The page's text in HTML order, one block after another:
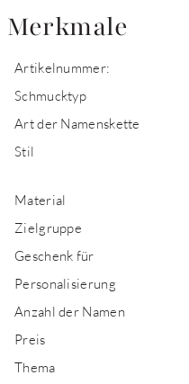
Merkmale
Artikelnummer:
Schmucktyp
Art der Namenskette
Stil
Material
Zielgruppe
Geschenk für
Personalisierung
Anzahl der Namen
Preis
Thema